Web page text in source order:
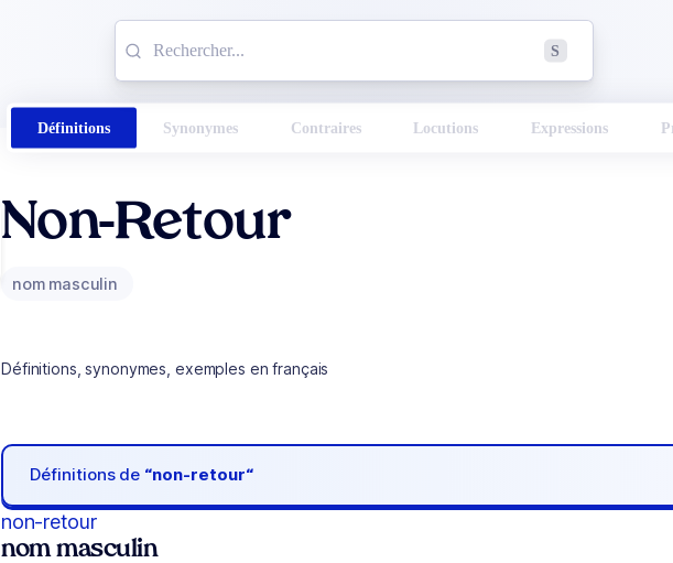
S
Définitions Synonymes Contraires Locutions Expressions
Non-Retour
nom masculin
Définitions, synonymes, exemples en français
Définitions de “non-retour“
non-retour
nom masculin